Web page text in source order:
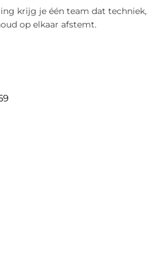
krijg je één team dat techniek,
op elkaar afstemt.